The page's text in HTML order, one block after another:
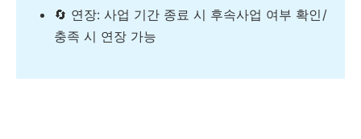
🔄 연장: 사업 기간 종료 시 후속사업 여부 확인 /
충족 시 연장 가능